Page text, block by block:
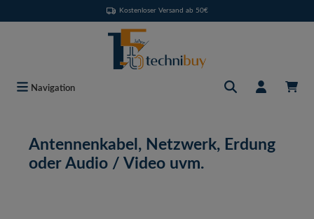
Kostenloser Versand ab 50€
Navigation
Antennenkabel, Netzwerk, Erdung
oder Audio / Video uvm.